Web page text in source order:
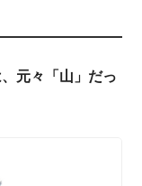
元々「山」だっ